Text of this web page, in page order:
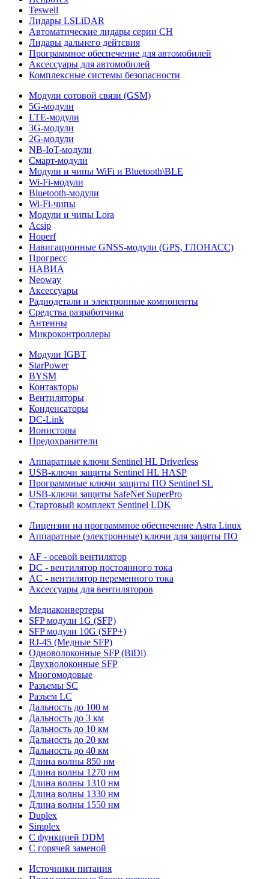
Teswell
Лидары LSLiDAR
Автоматические лидары серии CH
Лидары дальнего дейтсвия
Программное обеспечение для автомобилей
Аксессуары для автомобилей
Комплексные системы безопасности
Модули сотовой связи (GSM)
5G-модули
LTE-модули
3G-модули
2G-модули
NB-IoT-модули
Смарт-модули
Модули и чипы WiFi и Bluetooth\BLE
Wi-Fi-модули
Bluetooth-модули
Wi-Fi-чипы
Модули и чипы Lora
Acsip
Hoperf
Навигационные GNSS-модули (GPS, ГЛОНАСС)
Прогресс
НАВИА
Neoway
Аксессуары
Радиодетали и электронные компоненты
Средства разработчика
Антенны
Микроконтроллеры
Модули IGBT
StarPower
BYSM
Контакторы
Вентиляторы
Конденсаторы
DC-Link
Ионисторы
Предохранители
Аппаратные ключи Sentinel HL Driverless
USB-ключи защиты Sentinel HL HASP
Программные ключи защиты ПО Sentinel SL
USB-ключи защиты SafeNet SuperPro
Стартовый комплект Sentinel LDK
Лицензии на программное обеспечение Astra Linux
Аппаратные (электронные) ключи для защиты ПО
AF - осевой вентилятор
DC - вентилятор постоянного тока
AC - вентилятор переменного тока
Аксессуары для вентиляторов
Медиаконвертеры
SFP модули 1G (SFP)
SFP модули 10G (SFP+)
RJ-45 (Медные SFP)
Одноволоконные SFP (BiDi)
Двухволоконные SFP
Многомодовые
Разъемы SC
Разъем LC
Дальность до 100 м
Дальность до 3 км
Дальность до 10 км
Дальность до 20 км
Дальность до 40 км
Длина волны 850 нм
Длина волны 1270 нм
Длина волны 1310 нм
Длина волны 1330 нм
Длина волны 1550 нм
Duplex
Simplex
С функцией DDM
С горячей заменой
Источники питания